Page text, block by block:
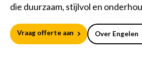
die duurzaam, stijlvol en
Vraag offerte aan Over Engelen